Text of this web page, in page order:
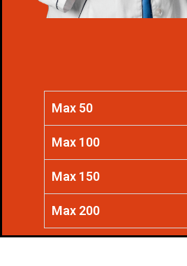
Max 50
Max 100
Max 150
Max 200